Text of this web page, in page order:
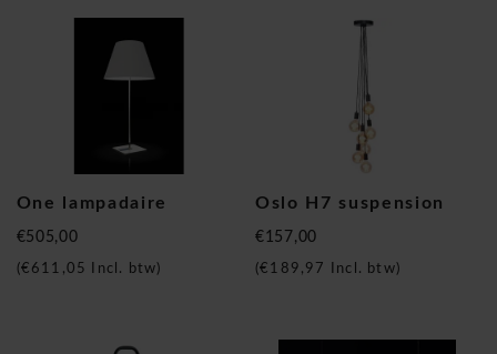
One lampadaire
€505,00
(€611,05 Incl. btw)
Oslo H7 suspension
€157,00
(€189,97 Incl. btw)